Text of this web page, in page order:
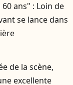
ans" : Loin de
se lance dans
de la scène,
excellente